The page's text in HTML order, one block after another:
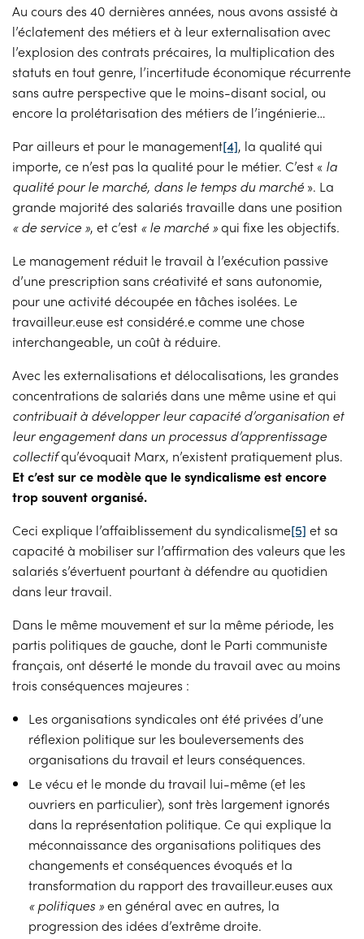
Au cours des 40 dernières années, nous avons assisté à
l’éclatement des métiers et à leur externalisation avec
l’explosion des contrats précaires, la multiplication des
statuts en tout genre, l’incertitude économique récurrente
sans autre perspective que le moins-disant social, ou
encore la prolétarisation des métiers de l’ingénierie…
Par ailleurs et pour le management[4], la qualité qui
importe, ce n’est pas la qualité pour le métier. C’est « la
qualité pour le marché, dans le temps du marché ». La
grande majorité des salariés travaille dans une position
« de service », et c’est « le marché »qui fixe les objectifs.
Le management réduit le travail à l’exécution passive
d’une prescription sans créativité et sans autonomie,
pour une activité découpée en tâches isolées. Le
travailleur.euse est considéré.e comme une chose
interchangeable, un coût à réduire.
Avec les externalisations et délocalisations, les grandes
concentrations de salariés dans une même usine et qui
contribuait à développer leur capacité d’organisation et
leur engagement dans un processus d’apprentissage
collectifqu’évoquait Marx, n’existent pratiquement plus.
Et c’est sur ce modèle que le syndicalisme est encore
trop souvent organisé.
Ceci explique l’affaiblissement du syndicalisme[5] et sa
capacité à mobiliser sur l’affirmation des valeurs que les
salariés s’évertuent pourtant à défendre au quotidien
dans leur travail.
Dans le même mouvement et sur la même période, les
partis politiques de gauche, dont le Parti communiste
français, ont déserté le monde du travail avec au moins
trois conséquences majeures :
Les organisations syndicales ont été privées d’une
réflexion politique sur les bouleversements des
organisations du travail et leurs conséquences.
Le vécu et le monde du travail lui-même (et les
ouvriers en particulier), sont très largement ignorés
dans la représentation politique. Ce qui explique la
méconnaissance des organisations politiques des
changements et conséquences évoqués et la
transformation du rapport des travailleur.euses aux
« politiques »en général avec en autres, la
progression des idées d’extrême droite.